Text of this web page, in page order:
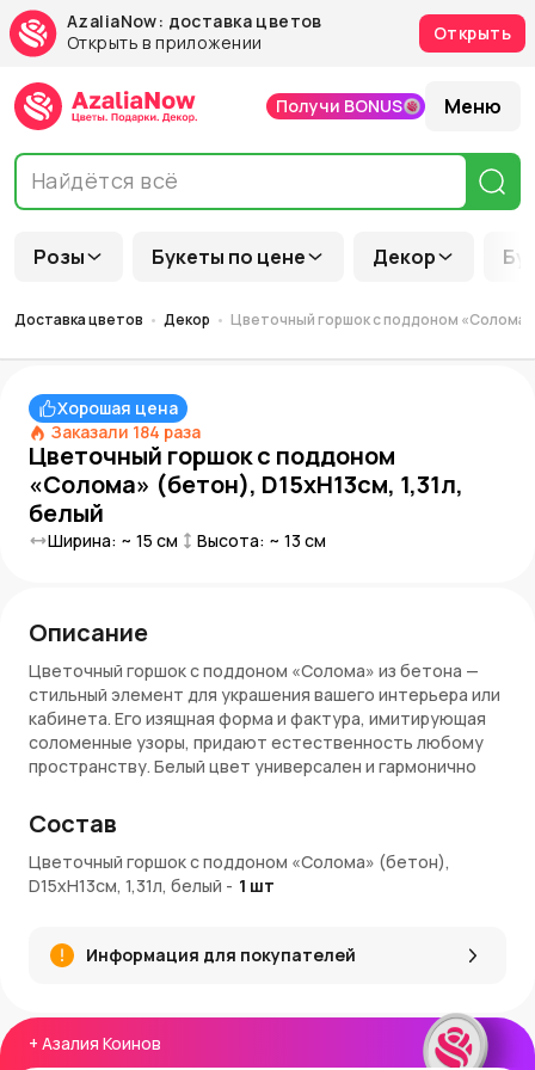
AzaliaNow: доставка цветов
Открыть в приложении
Открыть
Розы Букеты по цене Декор
Получи BONUS Меню
Доставка цветов Декор Цветочный горшок с поддоном
Хорошая цена
Заказали 184 раза
Цветочный горшок с поддоном
«Солома» (бетон), D15xH13см, 1,31л,
белый
Ширина: ~ 15 см Высота: ~ 13 см
+ Азалия Коинов
Описание
Цветочный горшок с поддоном «Солома» из бетона —
стильный элемент для украшения вашего интерьера или
кабинета. Его изящная форма и фактура, имитирующая
соломенные узоры, придают естественность любому
пространству. Белый цвет универсален и гармонично
предотвращает протекание воды и сохраняет чистоту.
Характеристики:
ШтрихКод: 4660020042709
Цвет
Материал: бетон
Диаметр
Состав
Цветочный горшок с поддоном «Солома» (бетон),
D15xH13см, 1,31л, белый - 1 шт
Информация для покупателей